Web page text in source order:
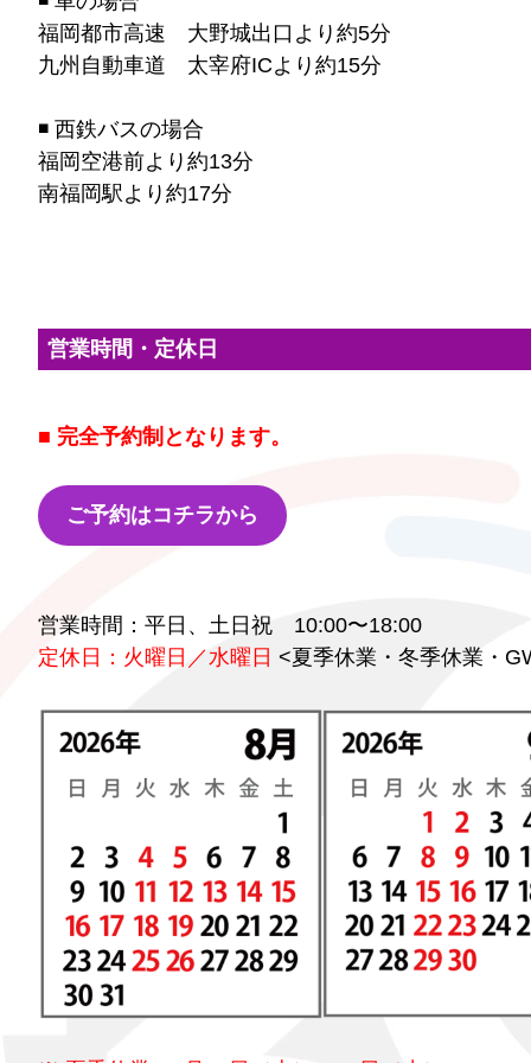
福岡都市高速 大野城出口より約5分
九州自動車道 太宰府ICより約15分
◾️ 西鉄バスの場合
福岡空港前より約13分
南福岡駅より約17分
営業時間・定休日
■ 完全予約制となります。
ご予約はコチラから
営業時間：平日、土日祝 10:00〜18:00
定休日：火曜日／水曜日 <夏季休業・冬季休業・